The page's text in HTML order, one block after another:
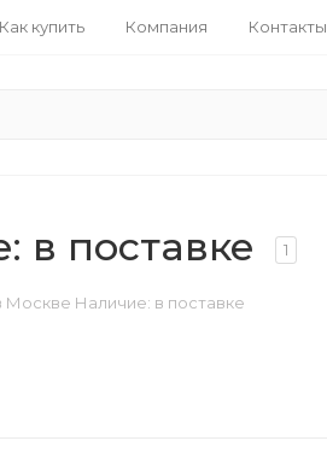
Как купить Компания Контакты
в поставке 1
Наличие: в поставке